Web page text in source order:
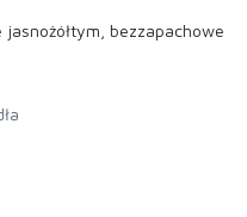
bezzapachowe